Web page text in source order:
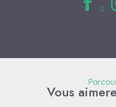
Vous
Serge Doceul